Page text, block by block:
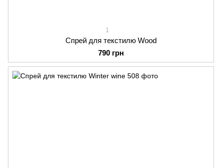
1
Спрей для текстилю Wood
790 грн